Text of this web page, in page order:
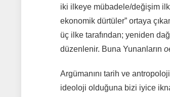
iki ilkeye mübadele/değişim
ekonomik dürtüler” ortaya
üç ilke tarafından; yeniden
düzenlenir. Buna Yunanların
Argümanını tarih ve
ideoloji olduğuna bizi iyice